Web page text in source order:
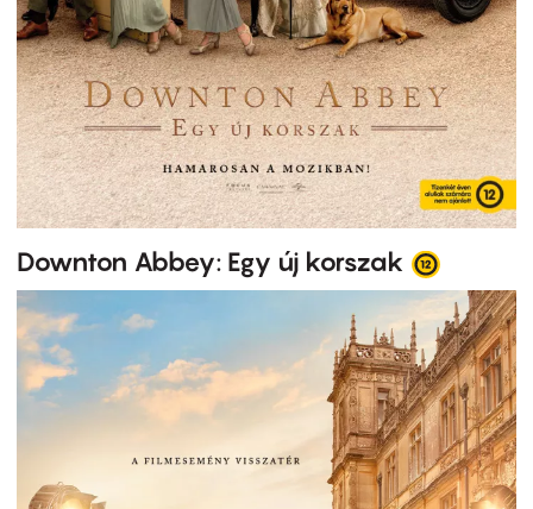
Downton Abbey: Egy új korszak